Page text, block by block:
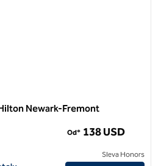
Newark-Fremont
Od* 138 USD
Sleva Honors